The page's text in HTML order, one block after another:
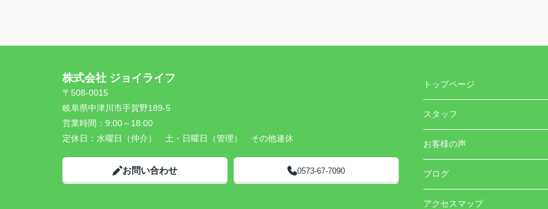
株式会社 ジョイライフ
〒508-0015
岐阜県中津川市手賀野189-5
営業時間： 9:00～18:00
定休日： 水曜日（仲介） 土・日曜日（管理） その他連休
お問い合わせ 0573-67-7090
トップページ
スタッフ
お客様の声
ブログ
アクセスマップ